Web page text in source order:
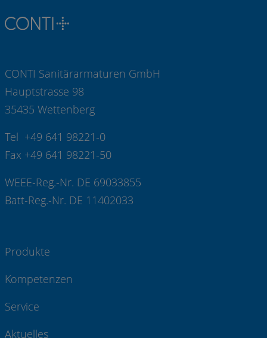
CONTI Sanitärarmaturen GmbH
Hauptstrasse 98
35435 Wettenberg
Tel +49 641 98221-0
Fax +49 641 98221-50
WEEE-Reg.-Nr. DE 69033855
Batt-Reg.-Nr. DE 11402033
Produkte
Kompetenzen
Service
Aktuelles